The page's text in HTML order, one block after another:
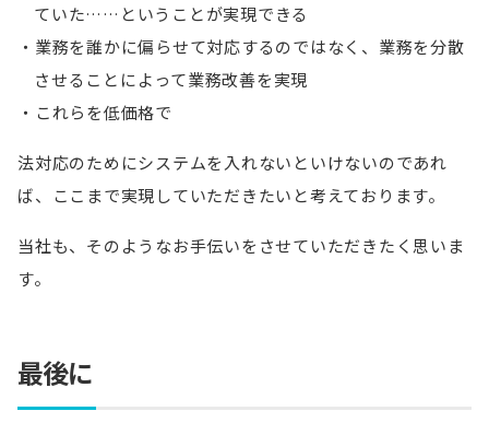
ていた……ということが実現できる
業務を誰かに偏らせて対応するのではなく、業務を分散
させることによって業務改善を実現
これらを低価格で
法対応のためにシステムを入れないといけないのであれ
ば、ここまで実現していただきたいと考えております。
当社も、そのようなお手伝いをさせていただきたく思いま
す。
最後に